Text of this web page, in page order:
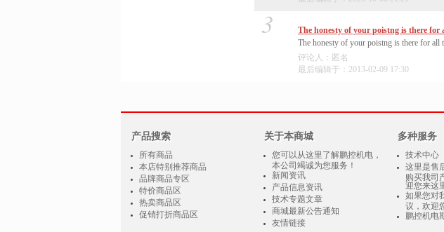
3
The honesty of your poistng is there for
The honesty of your poistng is there for all
评论人：匿名
最后编辑于：2013-02-09 17:30
产品搜索
所有商品
本店特别推荐商品
品牌商品专区
特价商品区
热卖商品区
促销打折商品区
关于本商城
您可以从这里了解鹏控机电，
本公司竭诚为您服务！
新闻资讯
产品信息资讯
技术专题文章
商城最新公告通知
友情链接
多种服务
技术中心
这里是售
购买我司
迎您来这
如果您对
议，欢迎
鹏控机电